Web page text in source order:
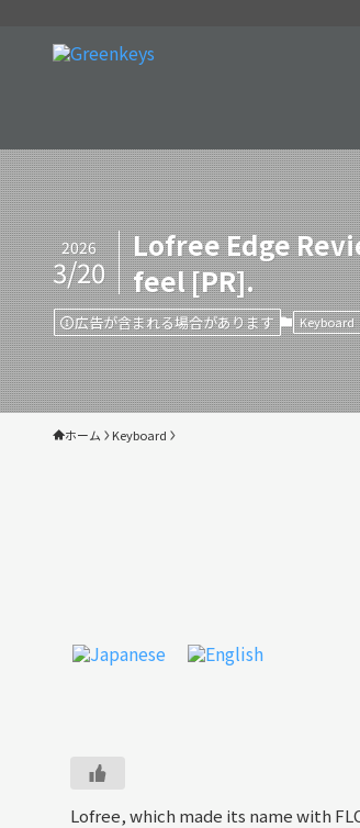
Lofree Edge
feel [PR].
2026
3/20
広告が含まれる場合があります Keyboard
ホーム Keyboard
Lofree, which made its name with